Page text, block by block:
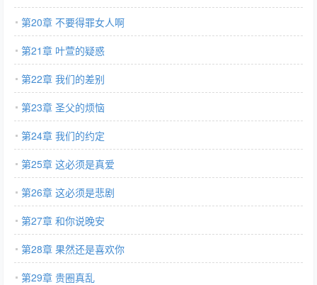
第20章 不要得罪女人啊
第21章 叶萱的疑惑
第22章 我们的差别
第23章 圣父的烦恼
第24章 我们的约定
第25章 这必须是真爱
第26章 这必须是悲剧
第27章 和你说晚安
第28章 果然还是喜欢你
第29章 贵圈真乱